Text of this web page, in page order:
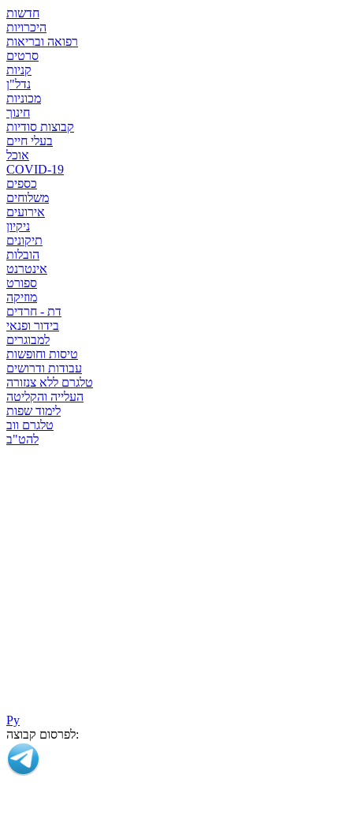
חדשות
היכרויות
רפואה ובריאות
סרטים
קניות
נדל"ן
מכוניות
חינוך
קבוצות סודיות
בעלי חיים
אוכל
COVID-19
כספים
משלוחים
אירועים
ניקיון
תיקונים
הובלות
אינטרנט
ספורט
מוזיקה
דת - חרדים
בידור ופנאי
למבוגרים
טיסות וחופשות
עבודות ודרושים
טלגרם ללא צנזורה
העלייה והקליטה
לימוד שפות
טלגרם ווב
להט"ב
Ру
לפרסום קבוצה: